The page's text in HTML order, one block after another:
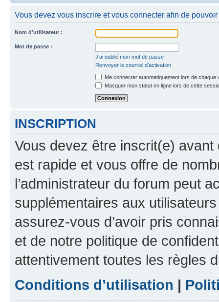
Vous devez vous inscrire et vous connecter afin de
Nom d’utilisateur :
Mot de passe :
J’ai oublié mon mot de passe
Renvoyer le courriel d’activation
Me connecter automatiquement lors de chaque
Masquer mon statut en ligne lors de cette
INSCRIPTION
Vous devez être inscrit(e) avant
est rapide et vous offre de
l’administrateur du forum peut
supplémentaires aux
assurez-vous d’avoir pris
et de notre politique de
attentivement toutes les règles
Conditions d’utilisation |